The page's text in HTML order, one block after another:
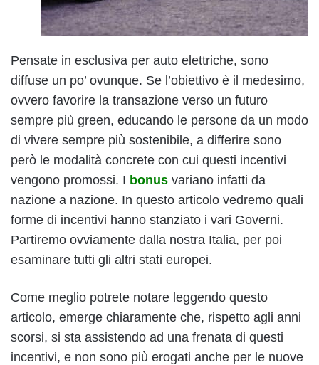
Pensate in esclusiva per auto elettriche, sono
diffuse un po’ ovunque. Se l’obiettivo è il medesimo,
ovvero favorire la transazione verso un futuro
sempre più green, educando le persone da un modo
di vivere sempre più sostenibile, a differire sono
però le modalità concrete con cui questi incentivi
vengono promossi. I bonus variano infatti da
nazione a nazione. In questo articolo vedremo quali
forme di incentivi hanno stanziato i vari Governi.
Partiremo ovviamente dalla nostra Italia, per poi
esaminare tutti gli altri stati europei.
Come meglio potrete notare leggendo questo
articolo, emerge chiaramente che, rispetto agli anni
scorsi, si sta assistendo ad una frenata di questi
incentivi, e non sono più erogati anche per le nuove